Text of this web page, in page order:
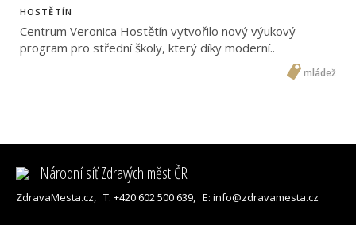
HOSTĚTÍN
Centrum Veronica Hostětín vytvořilo nový výukový
program pro střední školy, který díky moderní..
mládež
Národní síť Zdravých měst ČR
ZdravaMesta.cz, T: +420 602 500 639, E: info@zdravamesta.cz